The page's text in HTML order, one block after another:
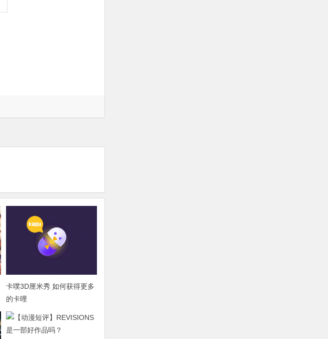
卡噗3D厘米秀 如何获得更多
的卡哩